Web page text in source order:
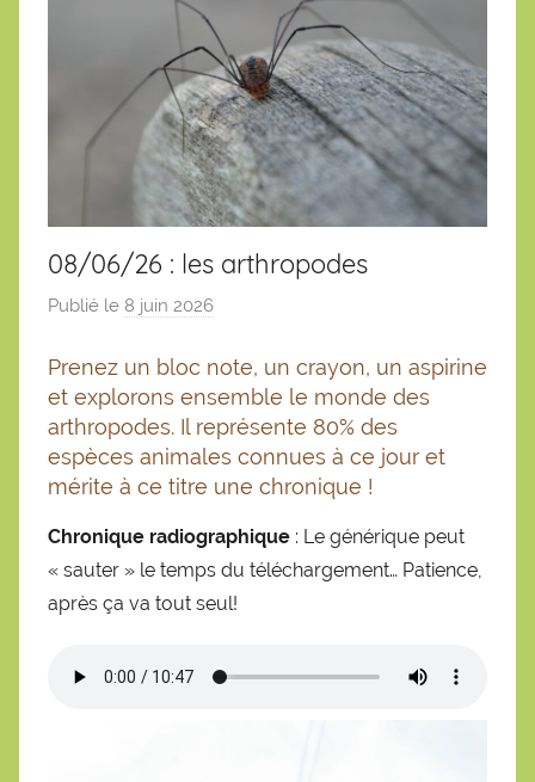
08/06/26 : les arthropodes
Publié le 8 juin 2026
r
S
é
b
a
e
Prenez un bloc note, un crayon, un aspirine
et explorons ensemble le monde des
arthropodes. Il représente 80% des
espèces animales connues à ce jour et
mérite à ce titre une chronique !
Chronique radiographique : Le générique peut
« sauter » le temps du téléchargement… Patience,
après ça va tout seul!